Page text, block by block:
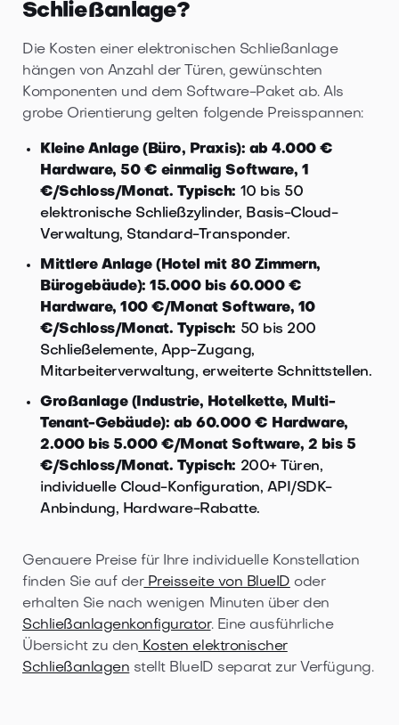
Schließanlage?
Die Kosten einer elektronischen Schließanlage
hängen von Anzahl der Türen, gewünschten
Komponenten und dem Software-Paket ab. Als
grobe Orientierung gelten folgende Preisspannen:
Kleine Anlage (Büro, Praxis): ab 4.000 €
Hardware, 50 € einmalig Software, 1
€/Schloss/Monat. Typisch: 10 bis 50
elektronische Schließzylinder, Basis-Cloud-
Verwaltung, Standard-Transponder.
Mittlere Anlage (Hotel mit 80 Zimmern,
Bürogebäude): 15.000 bis 60.000 €
Hardware, 100 €/Monat Software, 10
€/Schloss/Monat. Typisch: 50 bis 200
Schließelemente, App-Zugang,
Mitarbeiterverwaltung, erweiterte Schnittstellen.
Großanlage (Industrie, Hotelkette, Multi-
Tenant-Gebäude): ab 60.000 € Hardware,
2.000 bis 5.000 €/Monat Software, 2 bis 5
€/Schloss/Monat. Typisch: 200+ Türen,
individuelle Cloud-Konfiguration, API/SDK-
Anbindung, Hardware-Rabatte.
Genauere Preise für Ihre individuelle Konstellation
finden Sie auf derPreisseite von BlueID oder
erhalten Sie nach wenigen Minuten über den
Schließanlagenkonfigurator. Eine ausführliche
Übersicht zu den Kosten elektronischer
Schließanlagen stellt BlueID separat zur Verfügung.